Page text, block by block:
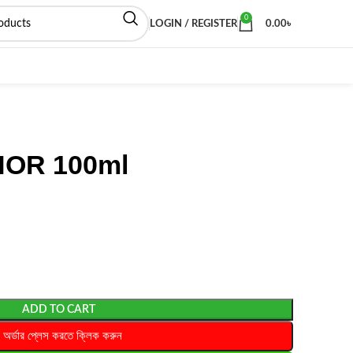
LOGIN / REGISTER
0
0.00৳
100ml
ADD TO CART
অর্ডার প্লেস করতে ক্লিক করুন